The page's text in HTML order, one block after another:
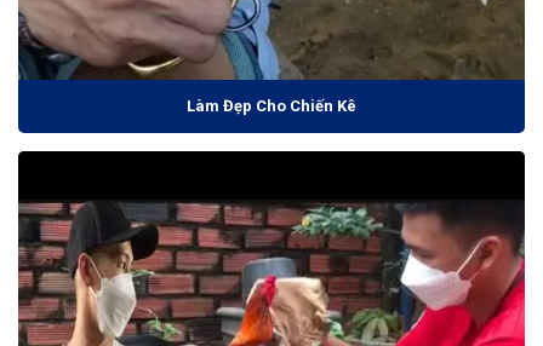
Làm Đẹp Cho Chiến Kê